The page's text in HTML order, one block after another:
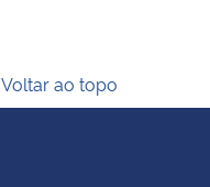
Voltar ao topo